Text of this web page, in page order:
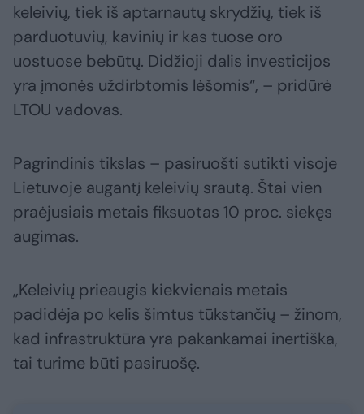
keleivių, tiek iš aptarnautų skrydžių, tiek iš
parduotuvių, kavinių ir kas tuose oro
uostuose bebūtų. Didžioji dalis investicijos
yra įmonės uždirbtomis lėšomis“, – pridūrė
LTOU vadovas.
Pagrindinis tikslas – pasiruošti sutikti visoje
Lietuvoje augantį keleivių srautą. Štai vien
praėjusiais metais fiksuotas 10 proc. siekęs
augimas.
„Keleivių prieaugis kiekvienais metais
padidėja po kelis šimtus tūkstančių – žinom,
kad infrastruktūra yra pakankamai inertiška,
tai turime būti pasiruošę.